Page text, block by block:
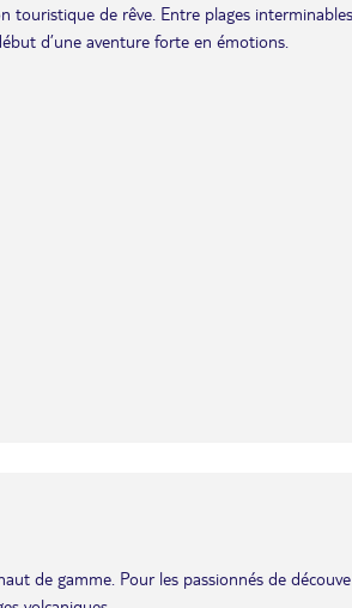
touristique de rêve. Entre plages
d’une aventure forte en émotions.
de gamme. Pour les passionnés de